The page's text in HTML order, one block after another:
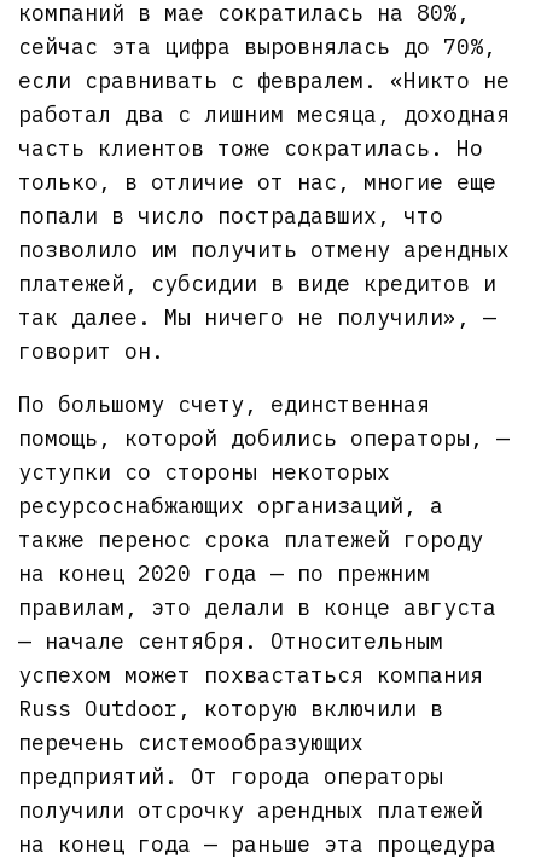
компаний в мае сократилась на 80%,
сейчас эта цифра выровнялась до 70%,
если сравнивать с февралем. «Никто не
работал два с лишним месяца, доходная
часть клиентов тоже сократилась. Но
только, в отличие от нас, многие еще
попали в число пострадавших, что
позволило им получить отмену арендных
платежей, субсидии в виде кредитов и
так далее. Мы ничего не получили», —
говорит он.
По большому счету, единственная
помощь, которой добились операторы, —
уступки со стороны некоторых
ресурсоснабжающих организаций, а
также перенос срока платежей городу
на конец 2020 года — по прежним
правилам, это делали в конце августа
— начале сентября. Относительным
успехом может похвастаться компания
Russ Outdoor, которую включили в
перечень системообразующих
предприятий. От города операторы
получили отсрочку арендных платежей
на конец года — раньше эта процедура